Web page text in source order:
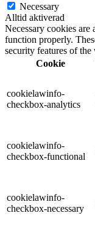
Necessary
Alltid aktiverad
Necessary cookies are
function properly.
security features of
Cookie
cookielawinfo-
checkbox-analytics
cookielawinfo-
checkbox-functional
cookielawinfo-
checkbox-necessary